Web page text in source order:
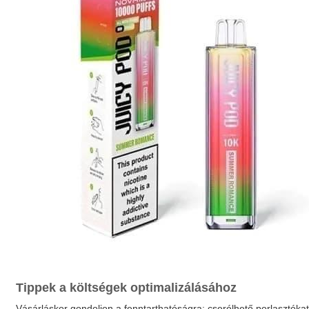
Tippek a költségek optimalizálásához